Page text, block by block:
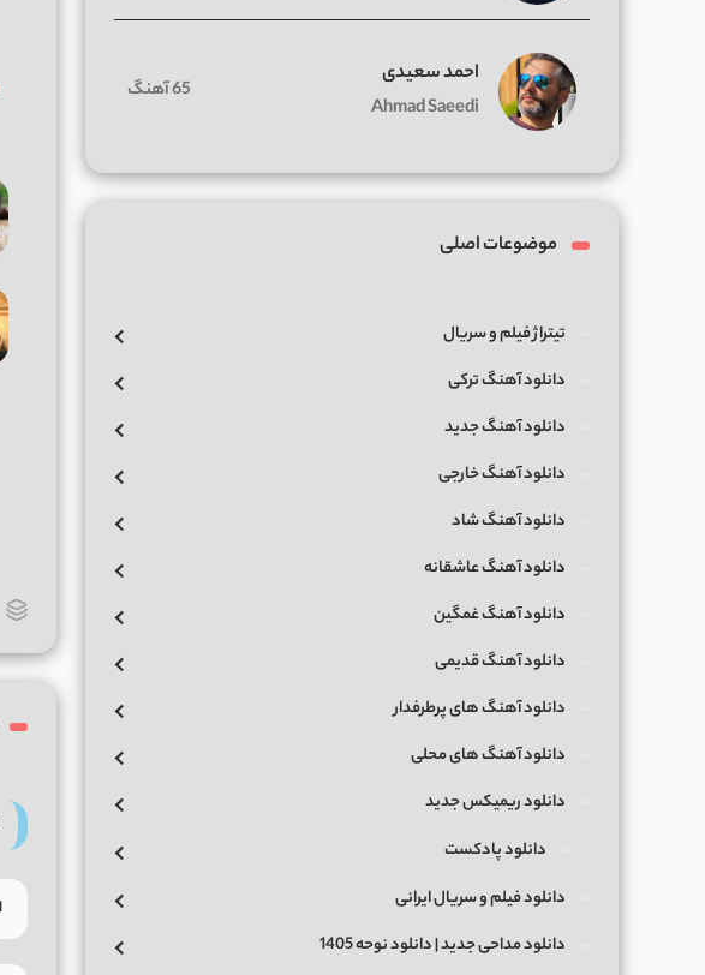
احمد سعیدی
Ahmad Saeedi
65 آهنگ
موضوعات اصلی
تیتراژ فیلم و سریال
دانلود آهنگ ترکی
دانلود آهنگ جدید
دانلود آهنگ خارجی
دانلود آهنگ شاد
دانلود آهنگ عاشقانه
دانلود آهنگ غمگین
دانلود آهنگ قدیمی
دانلود آهنگ های پرطرفدار
دانلود آهنگ های محلی
دانلود ریمیکس جدید
دانلود پادکست
دانلود فیلم و سریال ایرانی
دانلود مداحی جدید | دانلود نوحه 1405